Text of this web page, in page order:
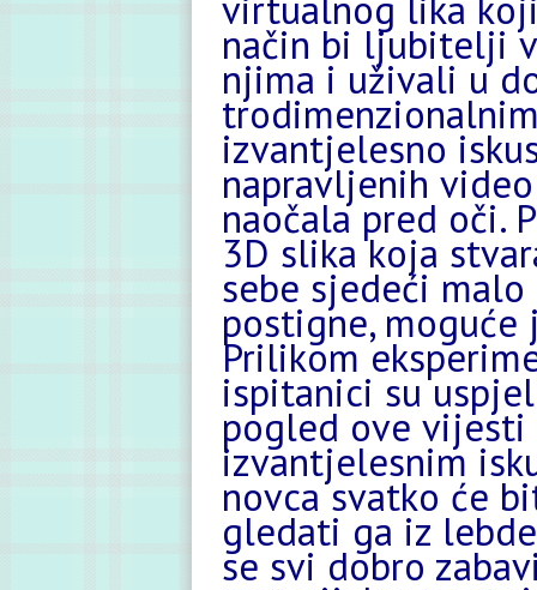
način bi ljubitelji
njima i uživali u
izvantjelesno
napravljenih
naočala pred oči.
3D slika koja
sebe sjedeći
postigne,
Prilikom
ispitanici su
pogled ove
izvantjelesnim
novca svatko će
gledati ga iz
se svi dobro